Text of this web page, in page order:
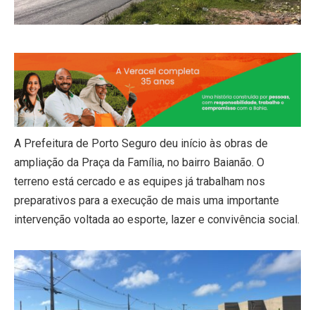
A Prefeitura de Porto Seguro deu início às obras de
ampliação da Praça da Família, no bairro Baianão. O
terreno está cercado e as equipes já trabalham nos
preparativos para a execução de mais uma importante
intervenção voltada ao esporte, lazer e convivência social.